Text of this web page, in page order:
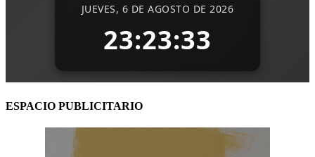
ESPACIO PUBLICITARIO